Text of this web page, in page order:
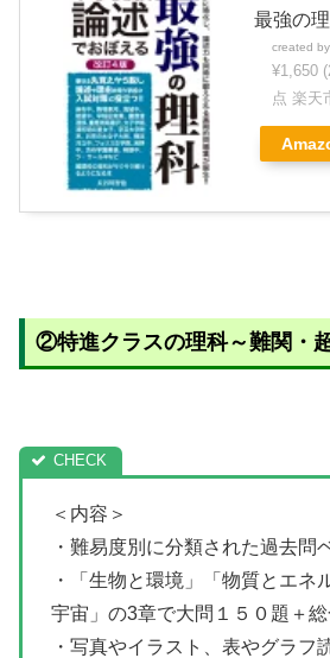
最強の
created by
¥1,650
点 楽天
②特進クラスの理科～難関・
＜内容＞
・難易度別に分類された過去問
・「生物と環境」「物質とエネ
宇宙」の3章で大問１５０題＋
・写真やイラスト、表やグラフ